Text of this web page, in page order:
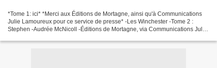
*Tome 1: ici* *Merci aux Éditions de Mortagne, ainsi qu'à Communications
Julie Lamoureux pour ce service de presse* -Les Winchester -Tome 2 :
Stephen -Audrée McNicoll -Éditions de Mortagne, via Communications Julie